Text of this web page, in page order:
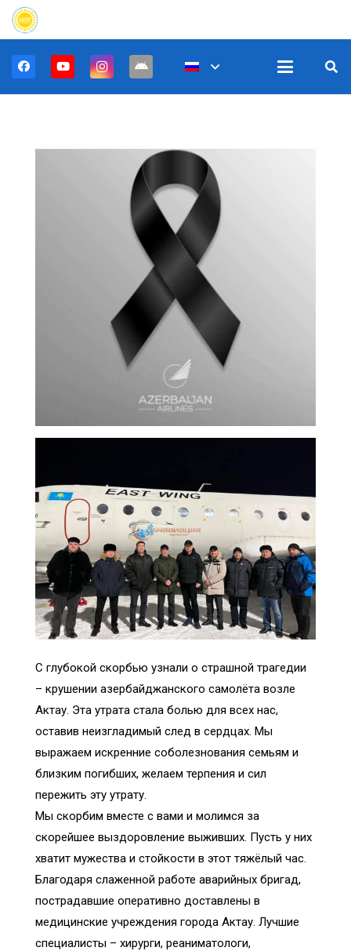
С глубокой скорбью узнали о страшной трагедии
– крушении азербайджанского самолёта возле
Актау. Эта утрата стала болью для всех нас,
оставив неизгладимый след в сердцах. Мы
выражаем искренние соболезнования семьям и
близким погибших, желаем терпения и сил
пережить эту утрату.
Мы скорбим вместе с вами и молимся за
скорейшее выздоровление выживших. Пусть у них
хватит мужества и стойкости в этот тяжёлый час.
Благодаря слаженной работе аварийных бригад,
пострадавшие оперативно доставлены в
медицинские учреждения города Актау. Лучшие
специалисты – хирурги, реаниматологи,